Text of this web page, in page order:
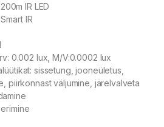
IR LED
IR
0.002 lux, M/V:0.0002 lux
sissetung, jooneületus,
piirkonnast väljumine, järelvalveta